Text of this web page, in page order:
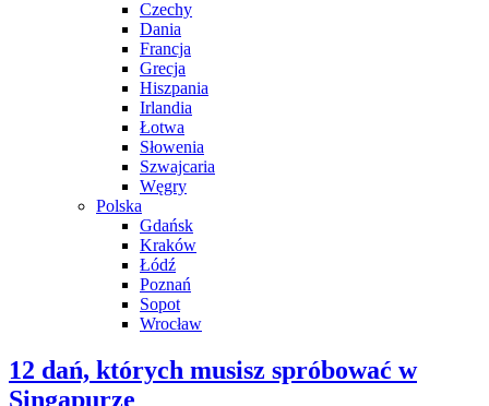
Czechy
Dania
Francja
Grecja
Hiszpania
Irlandia
Łotwa
Słowenia
Szwajcaria
Węgry
Polska
Gdańsk
Kraków
Łódź
Poznań
Sopot
Wrocław
12 dań, których musisz spróbować w
Singapurze